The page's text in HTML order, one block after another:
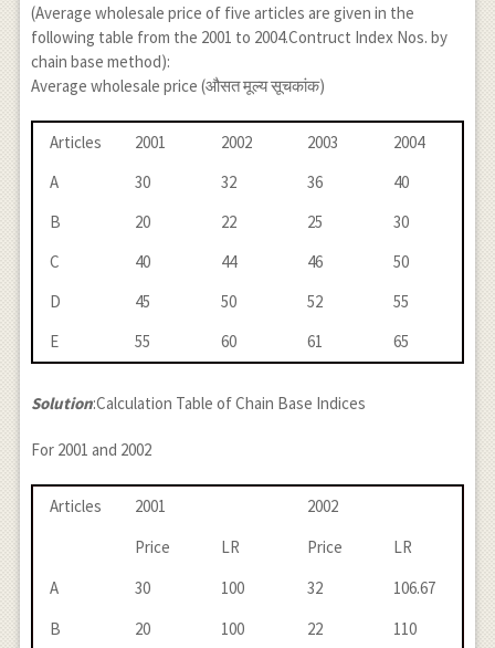
(Average wholesale price of five articles are given in the
following table from the 2001 to 2004.Contruct Index Nos. by
chain base method):
Average wholesale price (औसत मूल्य सूचकांक)
Articles 2001 2002 2003
2004
A
30 32 36
40
B
20 22 25
30
C
40 44 46
50
D
45 50 52
55
E
55 60 61 65
Solution:Calculation Table of Chain Base Indices
For 2001 and 2002
Articles 2001
2002
Price
LR Price
LR
A
30 100 32
106.67
B
20 100 22
110